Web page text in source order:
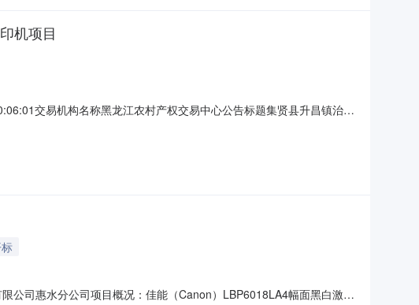
机项目
交易机构名称黑龙江农村产权交易中心公告标题集贤县升昌镇治安
公司惠水分公司项目概况：佳能（Canon）LBP6018LA4幅面黑白激光